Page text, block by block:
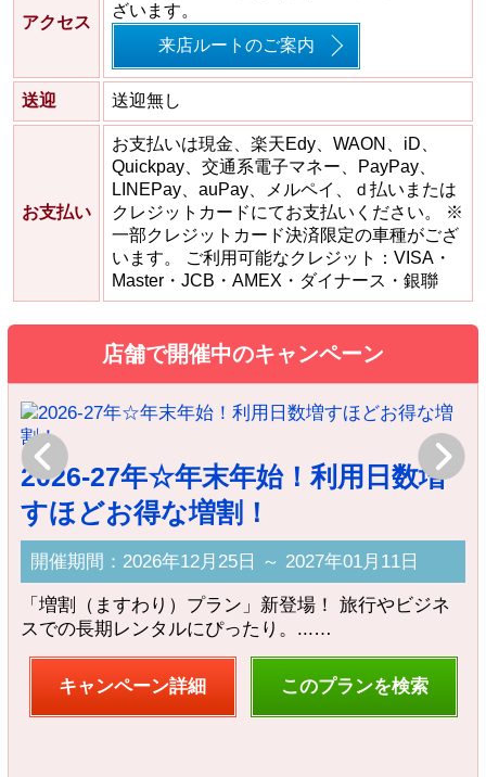
アクセス
ざいます。
来店ルートのご案内
送迎 送迎無し
お支払い
お支払いは現金、楽天Edy、WAON、iD、
Quickpay、交通系電子マネー、PayPay、
LINEPay、auPay、メルペイ、ｄ払いまたは
クレジットカードにてお支払いください。 ※
一部クレジットカード決済限定の車種がござ
います。 ご利用可能なクレジット：VISA・
Master・JCB・AMEX・ダイナース・銀聯
店舗で開催中のキャンペーン
Previous
2026-27年☆年末年始！利用日数増
すほどお得な増割！
開催期間：2026年12月25日 ～ 2027年01月11日
「増割（ますわり）プラン」新登場！ 旅行やビジネ
スでの長期レンタルにぴったり。...…
キャンペーン詳細 このプランを検索
Next